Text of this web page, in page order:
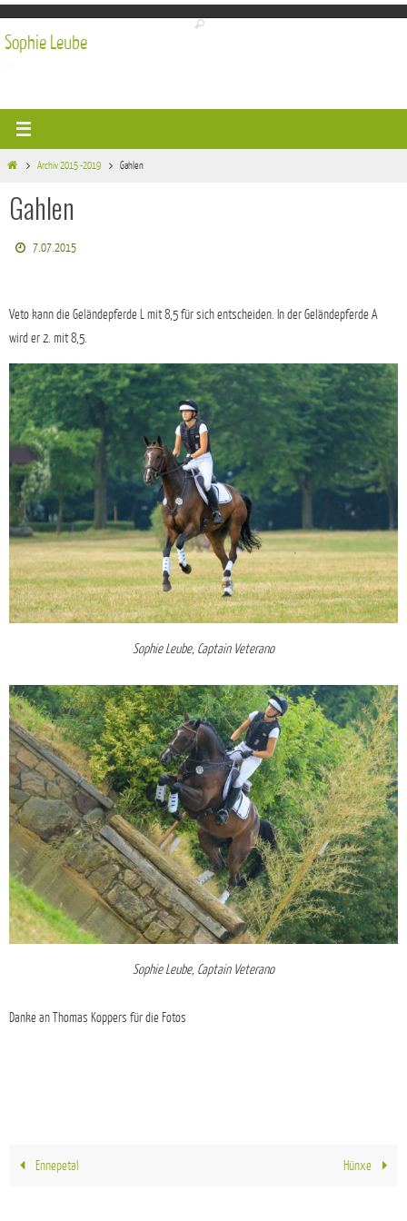
Zum
Inhalt
Sophie Leube
Start Archiv 2015 -2019 Gahlen
Gahlen
7.07.2015
Veto kann die Geländepferde L mit 8,5 für sich entscheiden. In der Geländepferde A
wird er 2. mit 8,5.
Sophie Leube, Captain Veterano
Sophie Leube, Captain Veterano
Danke an Thomas Koppers für die Fotos
Ennepetal Hünxe